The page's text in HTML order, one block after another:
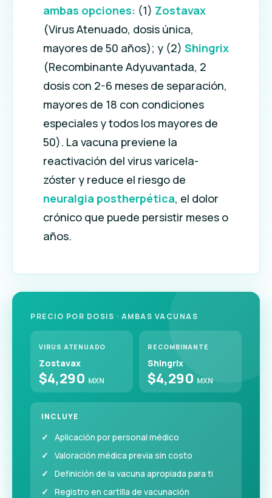
ambas opciones: (1) Zostavax
(Virus Atenuado, dosis única,
mayores de 50 años); y (2) Shingrix
(Recombinante Adyuvantada, 2
dosis con 2-6 meses de separación,
mayores de 18 con condiciones
especiales y todos los mayores de
50). La vacuna previene la
reactivación del virus varicela-
zóster y reduce el riesgo de
neuralgia postherpética, el dolor
crónico que puede persistir meses o
años.
PRECIO POR DOSIS · AMBAS VACUNAS
VIRUS ATENUADO
Zostavax
$4,290 MXN
RECOMBINANTE
Shingrix
$4,290 MXN
INCLUYE
Aplicación por personal médico
Valoración médica previa sin costo
Definición de la vacuna apropiada para ti
Registro en cartilla de vacunación